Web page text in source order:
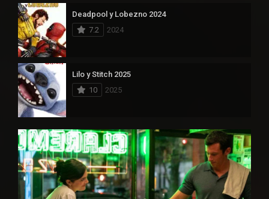
Deadpool y Lobezno 2024
7.2
2024
Lilo y Stitch 2025
10
2025